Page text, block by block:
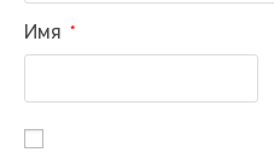
Имя *